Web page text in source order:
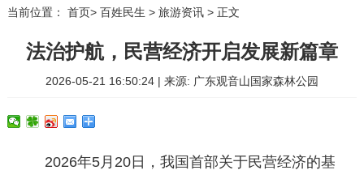
党建 文选 三农 艺术
当前位置： 首页> 百姓民生 > 旅游资讯> 正文
法治护航，民营经济开启发展新篇章
2026-05-21 16:50:24 | 来源: 广东观音山国家森林公园
2026年5月20日，我国首部关于民营经济的基